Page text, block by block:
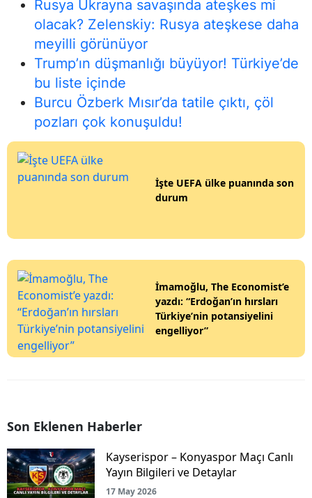
Rusya Ukrayna savaşında ateşkes mi
olacak? Zelenskiy: Rusya ateşkese daha
meyilli görünüyor
Trump’ın düşmanlığı büyüyor! Türkiye’de
bu liste içinde
Burcu Özberk Mısır’da tatile çıktı, çöl
pozları çok konuşuldu!
İşte UEFA ülke puanında son
durum
İmamoğlu, The Economist’e
yazdı: “Erdoğan’ın hırsları
Türkiye’nin potansiyelini
engelliyor”
Son Eklenen Haberler
Kayserispor – Konyaspor Maçı Canlı
Yayın Bilgileri ve Detaylar
17 May 2026